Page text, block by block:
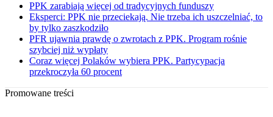
PPK zarabiają więcej od tradycyjnych funduszy
Eksperci: PPK nie przeciekają. Nie trzeba ich uszczelniać, to
by tylko zaszkodziło
PFR ujawnia prawdę o zwrotach z PPK. Program rośnie
szybciej niż wypłaty
Coraz więcej Polaków wybiera PPK. Partycypacja
przekroczyła 60 procent
Promowane treści